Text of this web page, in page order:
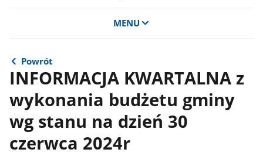
MENU
Powrót
INFORMACJA KWARTALNA z
wykonania budżetu gminy
wg stanu na dzień 30
czerwca 2024r